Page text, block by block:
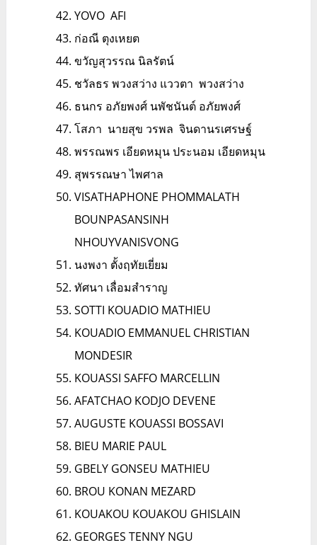
YOVO AFI
ก่อณี ตุงเหยต
ขวัญสุวรรณ นิลรัตน์
ชวัลธร พวงสว่าง แววตา พวงสว่าง
ธนกร อภัยพงศ์ นพัชนันต์ อภัยพงศ์
โสภา นายสุข วรพล จินดานรเศรษฐ์
พรรณพร เอียดหมุน ประนอม เอียดหมุน
สุพรรณษา ไพศาล
VISATHAPHONE PHOMMALATH
BOUNPASANSINH
NHOUYVANISVONG
นงพงา ตั้งฤทัยเยี่ยม
ทัศนา เลื่อมสำราญ
SOTTI KOUADIO MATHIEU
KOUADIO EMMANUEL CHRISTIAN
MONDESIR
KOUASSI SAFFO MARCELLIN
AFATCHAO KODJO DEVENE
AUGUSTE KOUASSI BOSSAVI
BIEU MARIE PAUL
GBELY GONSEU MATHIEU
BROU KONAN MEZARD
KOUAKOU KOUAKOU GHISLAIN
GEORGES TENNY NGU